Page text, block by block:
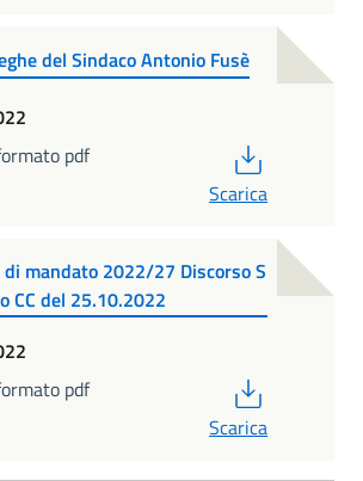
del Sindaco Antonio Fusè
pdf
Scarica
di mandato 2022/27 Discorso S
CC del 25.10.2022
pdf
Scarica